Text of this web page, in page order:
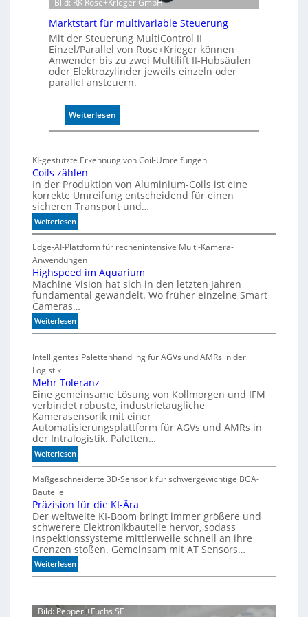
n
s
o
r
ü
b
e
r
a
t
t
h
e
m
i
c
h
e
e
e
h
n
n
g
n
Bild: RK Rose+Krieger GmbH
Marktstart für multivariable Steuerung
Mit der Steuerung MultiControl II
Einzel/Parallel von Rose+Krieger können
Anwender bis zu zwei Multilift II-Hubsäulen
oder Elektrozylinder jeweils einzeln oder
parallel ansteuern.
Weiterlesen
M
k
s
t
r
t
ü
r
m
t
v
r
i
a
b
l
S
t
u
e
r
u
KI-gestützte Erkennung von Coil-Umreifungen
Coils zählen
In der Produktion von Aluminium-Coils ist eine
korrekte Umreifung entscheidend für einen
sicheren Transport und…
Weiterlesen:
C
o
i
l
s
z
ä
h
l
n
Edge-AI-Plattform für rechenintensive Multi-Kamera-
Anwendungen
Highspeed im Aquarium
Machine Vision hat sich in den letzten Jahren
fundamental gewandelt. Wo früher einzelne Smart
Cameras…
Weiterlesen:
H
g
s
p
e
e
d
i
m
A
q
a
r
i
u
m
Intelligentes Palettenhandling für AGVs und AMRs in der
Logistik
Mehr Toleranz
Eine gemeinsame Lösung von Kollmorgen und IFM
verbindet robuste, industrietaugliche
Kamerasensorik mit einer
Automatisierungsplattform für AGVs und AMRs in
der Intralogistik. Paletten…
Weiterlesen:
M
e
r
T
o
l
e
r
a
Maßgeschneiderte 3D-Sensorik für schwergewichtige BGA-
Bauteile
Präzision für die KI-Ära
Der weltweite KI-Boom bringt immer größere und
schwerere Elektronikbauteile hervor, sodass
Inspektionssysteme mittlerweile schnell an ihre
Grenzen stoßen. Gemeinsam mit AT Sensors…
Weiterlesen:
P
z
Bild: Pepperl+Fuchs SE